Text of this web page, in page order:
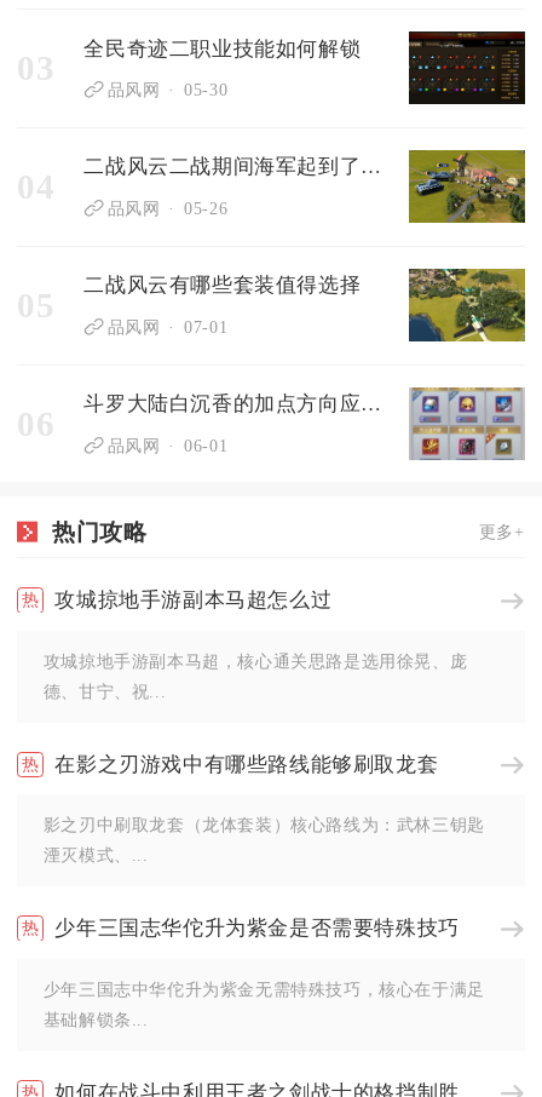
03 全民奇迹二职业技能如何解锁
品风网 05-30
04 二战风云二战期间海军起到了什么关键作用
品风网 05-26
05 二战风云有哪些套装值得选择
品风网 07-01
06 斗罗大陆白沉香的加点方向应该偏重哪方面的技能提升
品风网 06-01
热门攻略 更多+
攻城掠地手游副本马超怎么过
攻城掠地手游副本马超，核心通关思路是选用徐晃、庞
德、甘宁、祝...
在影之刃游戏中有哪些路线能够刷取龙套
影之刃中刷取龙套（龙体套装）核心路线为：武林三钥匙
湮灭模式、...
少年三国志华佗升为紫金是否需要特殊技巧
少年三国志中华佗升为紫金无需特殊技巧，核心在于满足
基础解锁条...